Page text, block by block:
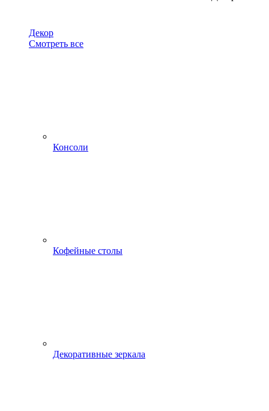
Декор
Смотреть все
Консоли
Кофейные столы
Декоративные зеркала